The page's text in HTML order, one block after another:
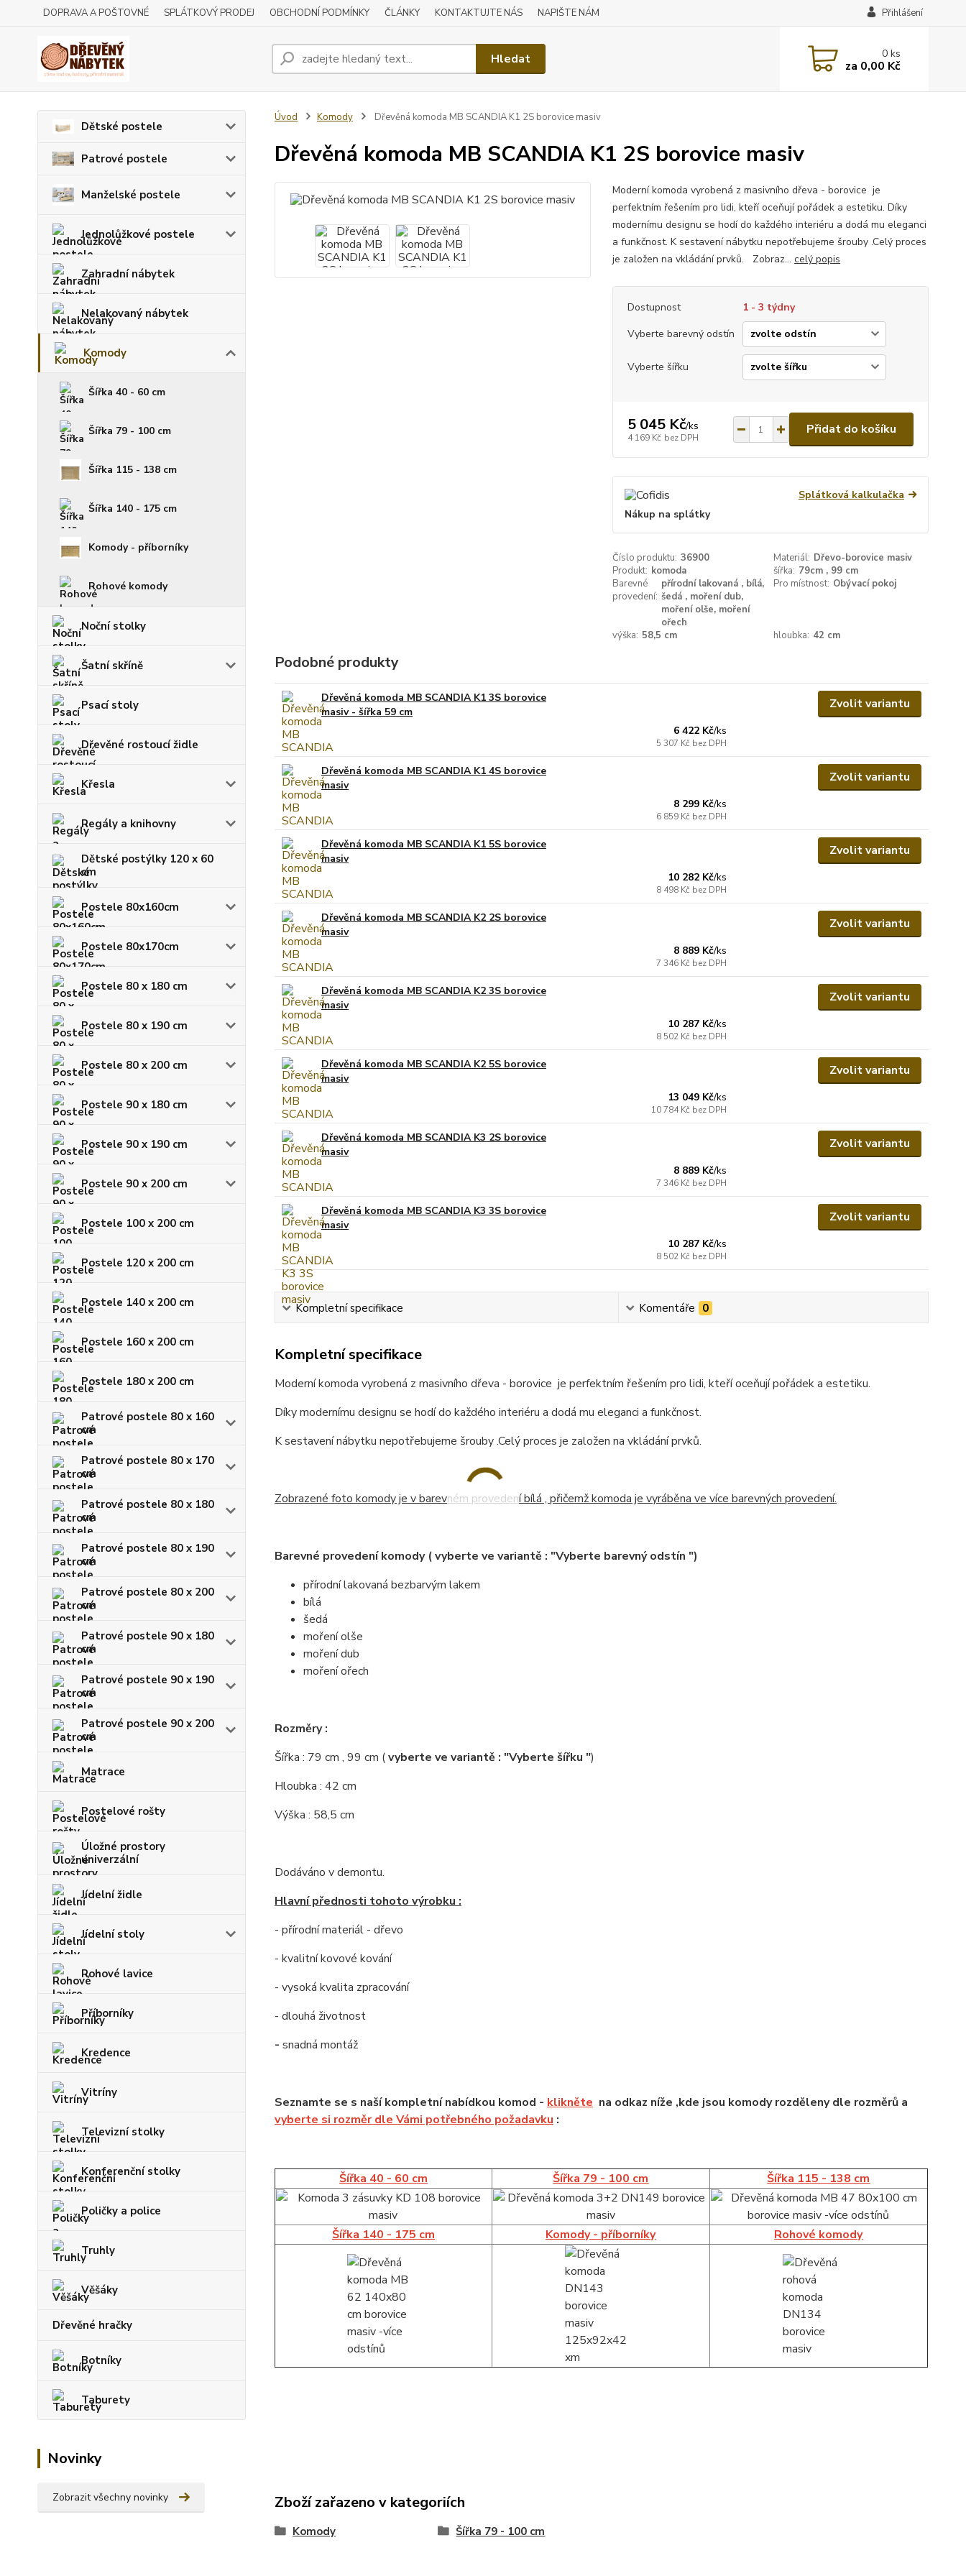
DOPRAVA A POŠTOVNÉ SPLÁTKOVÝ PRODEJ OBCHODNÍ PODMÍNKY ČLÁNKY KONTAKTUJTE NÁS NAPIŠTE NÁM Přihlášení
Hledat 0ks
za 0,00 Kč
Dětské postele
Patrové postele
Manželské postele
Jednolůžkové postele
Zahradní nábytek
Nelakovaný nábytek
Komody
Šířka 40 - 60 cm
Šířka 79 - 100 cm
Šířka 115 - 138 cm
Šířka 140 - 175 cm
Komody - příborníky
Rohové komody
Noční stolky
Šatní skříně
Psací stoly
Dřevěné rostoucí židle
Křesla
Regály a knihovny
Dětské postýlky 120 x 60
cm
Postele 80x160cm
Postele 80x170cm
Postele 80 x 180 cm
Postele 80 x 190 cm
Postele 80 x 200 cm
Postele 90 x 180 cm
Postele 90 x 190 cm
Postele 90 x 200 cm
Postele 100 x 200 cm
Postele 120 x 200 cm
Postele 140 x 200 cm
Postele 160 x 200 cm
Postele 180 x 200 cm
Patrové postele 80 x 160
cm
Patrové postele 80 x 170
cm
Patrové postele 80 x 180
cm
Patrové postele 80 x 190
cm
Patrové postele 80 x 200
cm
Patrové postele 90 x 180
cm
Patrové postele 90 x 190
cm
Patrové postele 90 x 200
cm
Matrace
Postelové rošty
Úložné prostory
univerzální
Jídelní židle
Jídelní stoly
Rohové lavice
Příborníky
Kredence
Vitríny
Televizní stolky
Konferenční stolky
Poličky a police
Truhly
Věšáky
Dřevěné hračky
Botníky
Taburety
Novinky
Zobrazit všechny novinky
Úvod Komody Dřevěná komoda MB SCANDIA K1 2S borovice masiv
Dřevěná komoda MB SCANDIA K1 2S borovice masiv
Moderní komoda vyrobená z masivního dřeva - borovice je
perfektním řešením pro lidi, kteří oceňují pořádek a estetiku. Díky
modernímu designu se hodí do každého interiéru a dodá mu eleganci
a funkčnost. K sestavení nábytku nepotřebujeme šrouby .Celý proces
je založen na vkládání prvků. Zobraz... celý popis
Dostupnost
1 - 3 týdny
Vyberte barevný odstín
Vyberte šířku
5 045 Kč/ks
4 169 Kč bez DPH
Přidat do košíku
Splátková kalkulačka
Nákup na splátky
Číslo produktu: 36900 Materiál: Dřevo-borovice masiv
Produkt: komoda šířka: 79cm , 99 cm
Barevné
provedení:
přírodní lakovaná , bílá,
šedá , moření dub,
moření olše, moření
ořech
Pro místnost: Obývací pokoj
výška: 58,5 cm hloubka: 42 cm
Podobné produkty
Dřevěná komoda MB SCANDIA K1 3S borovice
masiv - šířka 59 cm
6 422 Kč/ks
5 307 Kč bez DPH
Zvolit variantu
Dřevěná komoda MB SCANDIA K1 4S borovice
masiv
8 299 Kč/ks
6 859 Kč bez DPH
Zvolit variantu
Dřevěná komoda MB SCANDIA K1 5S borovice
masiv
10 282 Kč/ks
8 498 Kč bez DPH
Zvolit variantu
Dřevěná komoda MB SCANDIA K2 2S borovice
masiv
8 889 Kč/ks
7 346 Kč bez DPH
Zvolit variantu
Dřevěná komoda MB SCANDIA K2 3S borovice
masiv
10 287 Kč/ks
8 502 Kč bez DPH
Zvolit variantu
Dřevěná komoda MB SCANDIA K2 5S borovice
masiv
13 049 Kč/ks
10 784 Kč bez DPH
Zvolit variantu
Dřevěná komoda MB SCANDIA K3 2S borovice
masiv
8 889 Kč/ks
7 346 Kč bez DPH
Zvolit variantu
Dřevěná komoda MB SCANDIA K3 3S borovice
masiv
10 287 Kč/ks
8 502 Kč bez DPH
Zvolit variantu
Kompletní specifikace Komentáře 0
Kompletní specifikace
Moderní komoda vyrobená z masivního dřeva - borovice je perfektním řešením pro lidi, kteří oceňují pořádek a estetiku.
Díky modernímu designu se hodí do každého interiéru a dodá mu eleganci a funkčnost.
K sestavení nábytku nepotřebujeme šrouby .Celý proces je založen na vkládání prvků.
Zobrazené foto komody je v barevném provedení bílá , přičemž komoda je vyráběna ve více barevných provedení.
Barevné provedení komody ( vyberte ve variantě : "Vyberte barevný odstín ")
přírodní lakovaná bezbarvým lakem
bílá
šedá
moření olše
moření dub
moření ořech
Rozměry :
Šířka : 79 cm , 99 cm (vyberte ve variantě : "Vyberte šířku ")
Hloubka : 42 cm
Výška : 58,5 cm
Dodáváno v demontu.
Hlavní přednosti tohoto výrobku :
- přírodní materiál - dřevo
- kvalitní kovové kování
- vysoká kvalita zpracování
- dlouhá životnost
- snadná montáž
Seznamte se s naší kompletní nabídkou komod - klikněte na odkaz níže ,kde jsou komody rozděleny dle rozměrů a
vyberte si rozměr dle Vámi potřebného požadavku :
Šířka 40 - 60 cm Šířka 79 - 100 cm Šířka 115 - 138 cm
Šířka 140 - 175 cm Komody - příborníky Rohové komody
Zboží zařazeno v kategoriích
Komody Šířka 79 - 100 cm